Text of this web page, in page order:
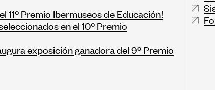
11º Premio Ibermuseos de Educación!
en el 10º Premio
exposición ganadora del 9º Premio